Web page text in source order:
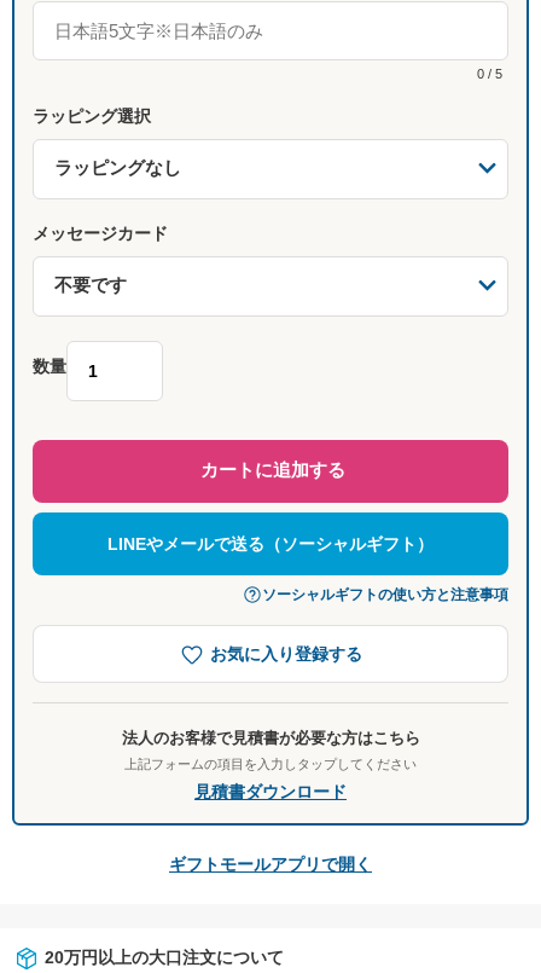
0 / 5
ラッピング選択
メッセージカード
数量
カートに追加する
LINEやメールで送る（ソーシャルギフト）
ソーシャルギフトの使い方と注意事項
お気に入り登録する
法人のお客様で見積書が必要な方はこちら
上記フォームの項目を入力しタップしてください
見積書ダウンロード
ギフトモールアプリで開く
20万円以上の大口注文について